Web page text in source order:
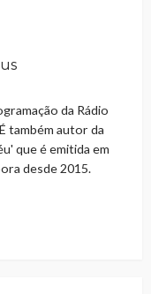
da Rádio
também autor da
que é emitida em
desde 2015.